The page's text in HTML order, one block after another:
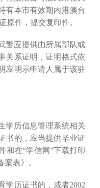
有本市有效期内港澳台
原件，提交复印件。
警应提供由所属部队或
关系证明，证明格式依
应明示申请人属于该驻
学历信息管理系统相关
书的，应当提供毕业证
和在“学信网”下载打印
表》。
学历证书的，或者2002